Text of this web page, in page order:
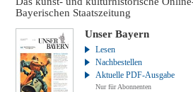
Bayerischen Staatszeitung
Unser Bayern
Lesen
Nachbestellen
Aktuelle PDF-Ausgabe
Nur für Abonnenten